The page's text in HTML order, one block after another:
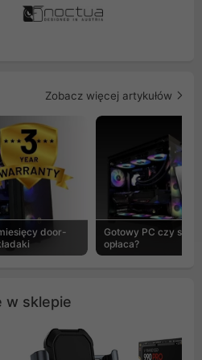
Zobacz więcej artykułów
door-
Gotowy PC czy
opłaca?
w sklepie